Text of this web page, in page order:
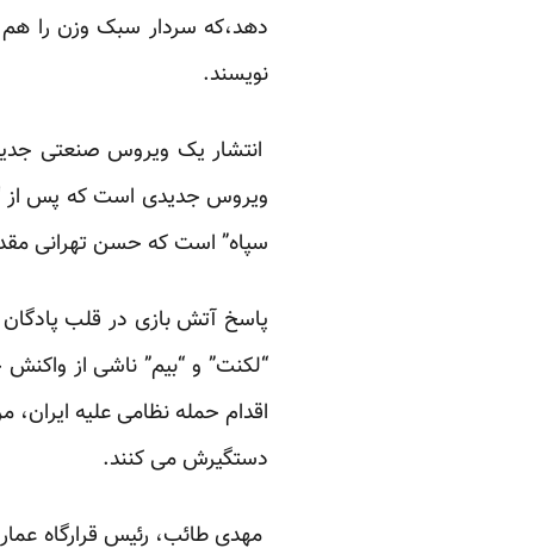
دهد،که سردار سبک وزن را
نویسند.
انتشار یک ویروس صنعتی
ویروس جدیدی است که پس از
سپاه” است که حسن تهرانی
پاسخ آتش بازی در قلب
“لکنت” و “بیم” ناشی از
اقدام حمله نظامی علیه
دستگیرش می کنند.
مهدی طائب، رئیس قرارگاه